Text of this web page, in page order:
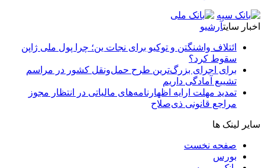
اخبار سایتآرشیو
ائتلاف واشنگتن و توکیو برای نجات ین؛ چرا پول ملی ژاپن
سقوط کرد؟
برای اجرای بزرگ‌ترین طرح حمل‌ونقل کشور در مراسم
تشییع آمادگی داریم
تمدید مهلت ارایه اظهارنامه‌های مالیاتی در انتظار مجوز
مراجع قانونی ذی‌‏صلاح
سایر لینک ها
صفحه نخست
بورس